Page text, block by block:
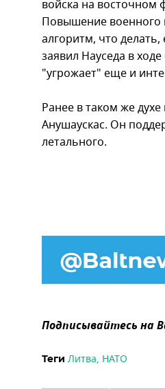
войска на восточном
Повышение военного
алгоритм, что
заявил Науседа в
"угрожает" еще и
Ранее в таком же
Анушаускас. Он
летального.
Подписывайтесь на
Теги Литва, НАТО